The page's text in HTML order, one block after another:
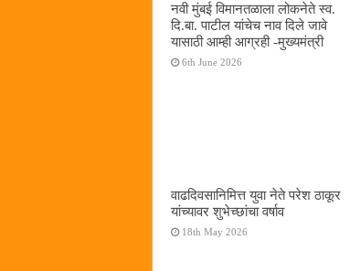
नवी मुंबई विमानतळाला लोकनेते स्व.
दि.बा. पाटील यांचेच नाव दिले जावे
यासाठी आम्ही आग्रही -मुख्यमंत्री
6th June 2026
वाढदिवसानिमित्त युवा नेते परेश ठाकूर
यांच्यावर शुभेच्छांचा वर्षाव
18th May 2026